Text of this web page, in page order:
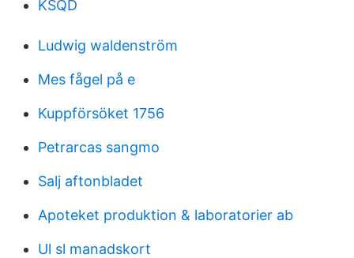
KSQD
Ludwig waldenström
Mes fågel på e
Kuppförsöket 1756
Petrarcas sangmo
Salj aftonbladet
Apoteket produktion & laboratorier ab
Ul sl manadskort